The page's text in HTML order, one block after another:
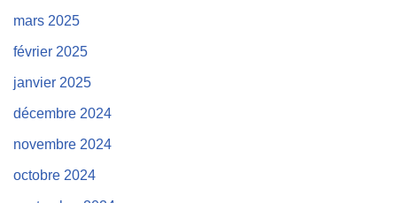
mars 2025
février 2025
janvier 2025
décembre 2024
novembre 2024
octobre 2024